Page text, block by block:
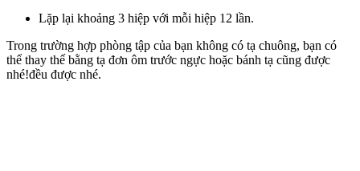
Lặp lại khoảng 3 hiệp với mỗi hiệp 12 lần.
Trong trường hợp phòng tập của bạn không có tạ chuông, bạn có
thể thay thế bằng tạ đơn ôm trước ngực hoặc bánh tạ cũng được
nhé!đều được nhé.